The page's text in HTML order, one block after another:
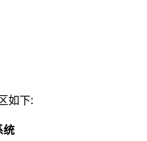
如下:
统